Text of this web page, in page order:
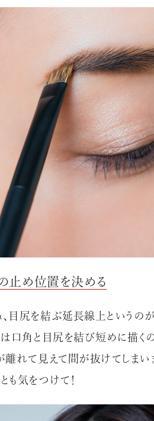
止め位置を決める
目尻を結ぶ延長線上というの
は口角と目尻を結び短めに描く
離れて見えて間が抜けてしまい
も気をつけて！